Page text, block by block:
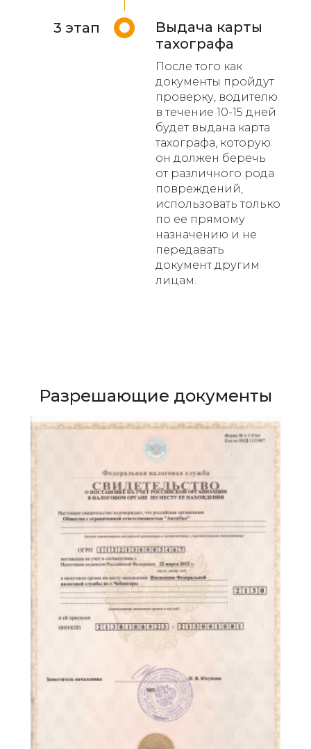
3 этап
Выдача карты
тахографа
После того как
документы пройдут
проверку, водителю
в течение 10-15 дней
будет выдана карта
тахографа, которую
он должен беречь
от различного рода
повреждений,
использовать только
по ее прямому
назначению и не
передавать
документ другим
лицам.
Разрешающие документы